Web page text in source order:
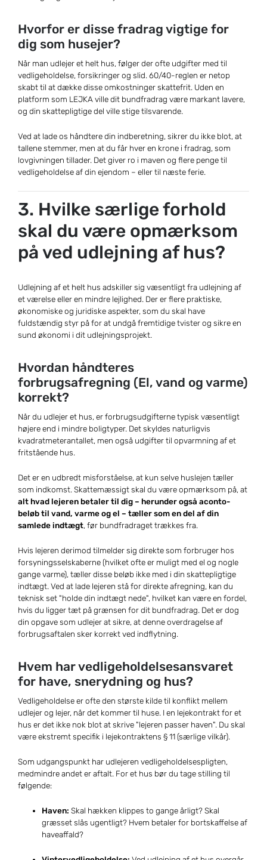
Hvorfor er disse fradrag vigtige for
dig som husejer?
Når man udlejer et helt hus, følger der ofte udgifter med til
vedligeholdelse, forsikringer og slid. 60/40-reglen er netop
skabt til at dække disse omkostninger skattefrit. Uden en
platform som LEJKA ville dit bundfradrag være markant lavere,
og din skattepligtige del ville stige tilsvarende.
Ved at lade os håndtere din indberetning, sikrer du ikke blot, at
tallene stemmer, men at du får hver en krone i fradrag, som
lovgivningen tillader. Det giver ro i maven og flere penge til
vedligeholdelse af din ejendom – eller til næste ferie.
3. Hvilke særlige forhold
skal du være opmærksom
på ved udlejning af hus?
Udlejning af et helt hus adskiller sig væsentligt fra udlejning af
et værelse eller en mindre lejlighed. Der er flere praktiske,
økonomiske og juridiske aspekter, som du skal have
fuldstændig styr på for at undgå fremtidige tvister og sikre en
sund økonomi i dit udlejningsprojekt.
Hvordan håndteres
forbrugsafregning (El, vand og varme)
korrekt?
Når du udlejer et hus, er forbrugsudgifterne typisk væsentligt
højere end i mindre boligtyper. Det skyldes naturligvis
kvadratmeterantallet, men også udgifter til opvarmning af et
fritstående hus.
Det er en udbredt misforståelse, at kun selve huslejen tæller
som indkomst. Skattemæssigt skal du være opmærksom på, at
alt hvad lejeren betaler til dig – herunder også aconto-
beløb til vand, varme og el – tæller som en del af din
samlede indtægt, før bundfradraget trækkes fra.
Hvis lejeren derimod tilmelder sig direkte som forbruger hos
forsyningsselskaberne (hvilket ofte er muligt med el og nogle
gange varme), tæller disse beløb ikke med i din skattepligtige
indtægt. Ved at lade lejeren stå for direkte afregning, kan du
teknisk set "holde din indtægt nede", hvilket kan være en fordel,
hvis du ligger tæt på grænsen for dit bundfradrag. Det er dog
din opgave som udlejer at sikre, at denne overdragelse af
forbrugsaftalen sker korrekt ved indflytning.
Hvem har vedligeholdelsesansvaret
for have, snerydning og hus?
Vedligeholdelse er ofte den største kilde til konflikt mellem
udlejer og lejer, når det kommer til huse. I en lejekontrakt for et
hus er det ikke nok blot at skrive "lejeren passer haven". Du skal
være ekstremt specifik i lejekontraktens § 11 (særlige vilkår).
Som udgangspunkt har udlejeren vedligeholdelsespligten,
medmindre andet er aftalt. For et hus bør du tage stilling til
følgende:
Haven: Skal hækken klippes to gange årligt? Skal
græsset slås ugentligt? Hvem betaler for bortskaffelse af
haveaffald?